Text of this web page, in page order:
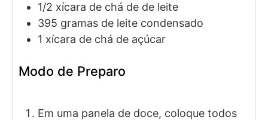
1/2 xícara de chá de de leite
395 gramas de leite condensado
1 xícara de chá de açúcar
Modo de Preparo
Em uma panela de doce, coloque todos